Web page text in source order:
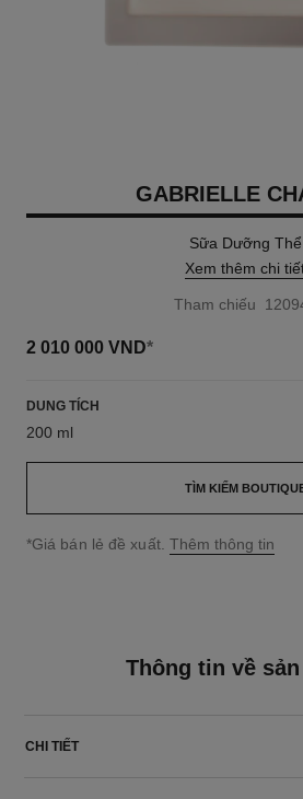
GABRIELLE
Sữa Dưỡng Thể
Xem thêm chi
Tham chiếu
2 010 000 VND*
DUNG TÍCH
200 ml
TÌM KIẾM
↩
*Giá bán lẻ đề xuất. Thêm thông tin
Thông tin về
CHI TIẾT